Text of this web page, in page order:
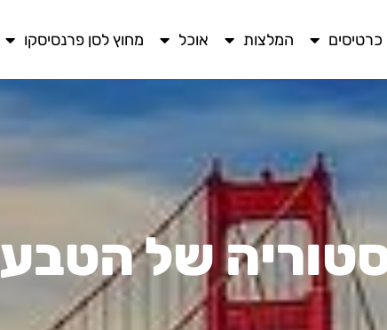
כרטיסים המלצות אוכל מחוץ לסן פרנסיסקו
של הטבע